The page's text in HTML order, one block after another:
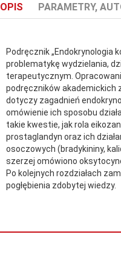
OPIS PARAMETRY,
Podręcznik
problematykę wydzielania,
terapeutycznym.
podręczników akademickich
dotyczy zagadnień
omówienie ich sposobu
takie kwestie, jak rola
prostaglandyn oraz ich
osoczowych (bradykininy,
szerzej omówiono
Po kolejnych rozdziałach
pogłębienia zdobytej wiedzy.
Autor: Bogdan F.
Format: 165 x 235
ISBN: 978-83-
Liczba
Oprawa: miękka